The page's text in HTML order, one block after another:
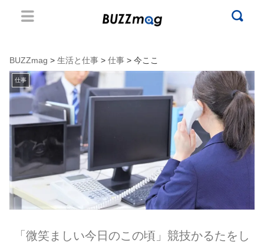
BUZZmag > 生活と仕事 > 仕事 > 今ここ
仕事
「微笑ましい今日のこの頃」競技かるたをし